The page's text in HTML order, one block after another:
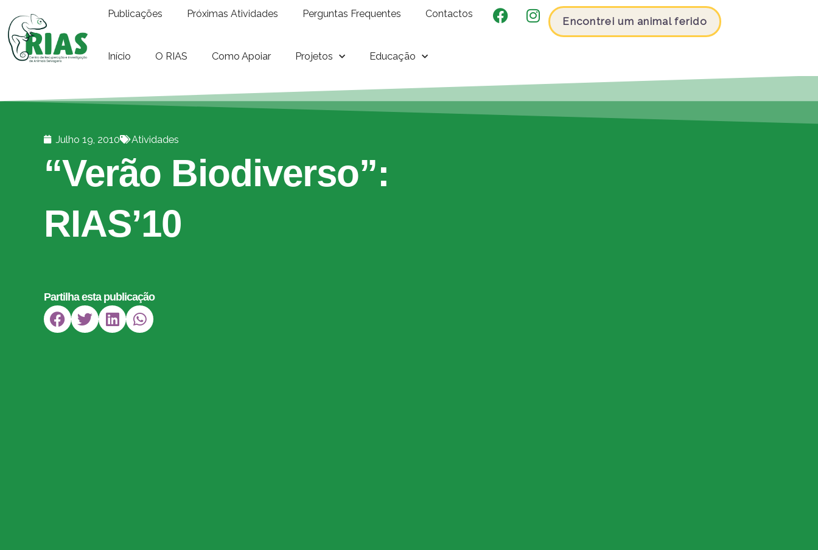
Publicações Próximas Atividades Perguntas Frequentes Contactos
Encontrei um animal ferido
Início O RIAS Como Apoiar Projetos Educação
Julho 19, 2010 Atividades
“Verão Biodiverso”:
RIAS’10
Partilha esta publicação